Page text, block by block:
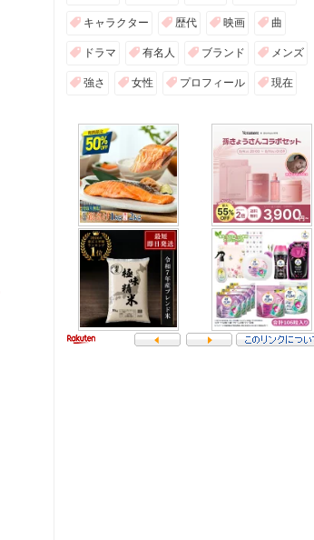
キャラクター 歴代 映画 曲
ドラマ 有名人 ブランド メンズ
強さ 女性 プロフィール 現在